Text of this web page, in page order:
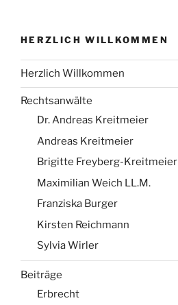
HERZLICH WILLKOMMEN
Herzlich Willkommen
Rechtsanwälte
Dr. Andreas Kreitmeier
Andreas Kreitmeier
Brigitte Freyberg-Kreitmeier
Maximilian Weich LL.M.
Franziska Burger
Kirsten Reichmann
Sylvia Wirler
Beiträge
Erbrecht